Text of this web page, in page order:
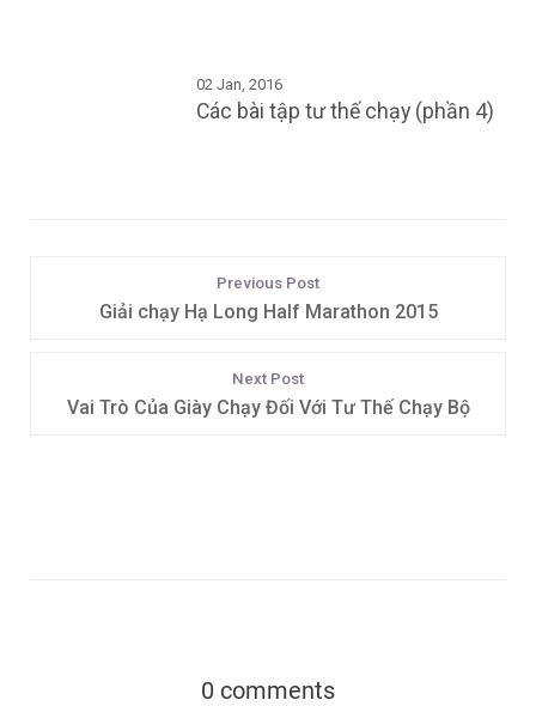
02 Jan, 2016
Các bài tập tư thế chạy (phần 4)
Previous Post
Giải chạy Hạ Long Half Marathon 2015
Next Post
Vai Trò Của Giày Chạy Đối Với Tư Thế Chạy Bộ
0 comments